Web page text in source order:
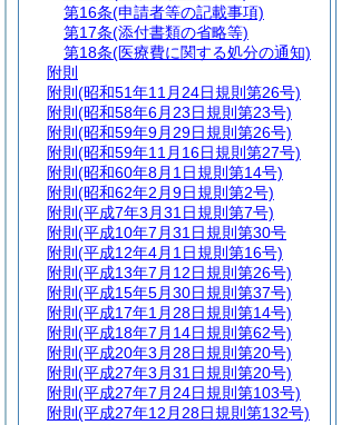
第16条(申請者等の記載事項)
第17条(添付書類の省略等)
第18条(医療費に関する処分の通知)
附則
附則 (昭和51年11月24日規則第26号)
附則 (昭和58年6月23日規則第23号)
附則 (昭和59年9月29日規則第26号)
附則 (昭和59年11月16日規則第27号)
附則 (昭和60年8月1日規則第14号)
附則 (昭和62年2月9日規則第2号)
附則 (平成7年3月31日規則第7号)
附則 (平成10年7月31日規則第30号
附則 (平成12年4月1日規則第16号)
附則 (平成13年7月12日規則第26号)
附則 (平成15年5月30日規則第37号)
附則 (平成17年1月28日規則第14号)
附則 (平成18年7月14日規則第62号)
附則 (平成20年3月28日規則第20号)
附則 (平成27年3月31日規則第20号)
附則 (平成27年7月24日規則第103号)
附則 (平成27年12月28日規則第132号)